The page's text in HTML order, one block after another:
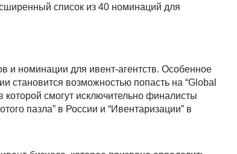
список из 40 номинаций для
и номинации для ивент-агентств. Особенное
становится возможностью попасть на “Global
смогут исключительно финалисты
пазла” в России и “Ивентаризации” в